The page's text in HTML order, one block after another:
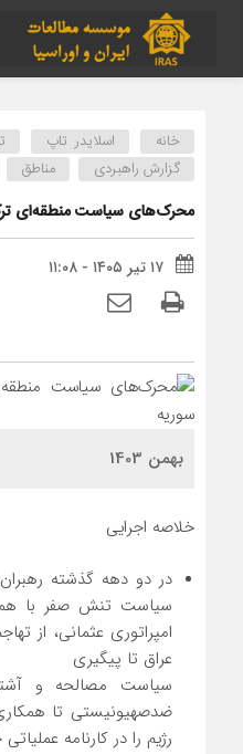
خانه اسلایدر تاپ
گزارش راهبردی
مناطق
محرک‌های سیاست منطقه‌‎ای ترکیه؛ از اقتصاد تا مسئله سوریه
۱۷ تیر ۱۴۰۵ - ۱۱:۰۸
بهمن 1403
خلاصه اجرایی
در دو دهه گذشته
سیاست تنش صفر با
امپراتوری عثمانی، از
عراق تا پیگیری
سیاست مصالحه و
ضدصهیونیستی تا
رژیم را در کارنامه